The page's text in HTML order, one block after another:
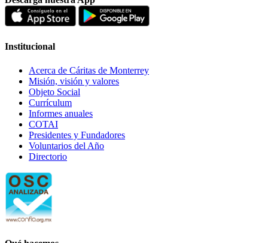
Institucional
Acerca de Cáritas de Monterrey
Misión, visión y valores
Objeto Social
Currículum
Informes anuales
COTAI
Presidentes y Fundadores
Voluntarios del Año
Directorio